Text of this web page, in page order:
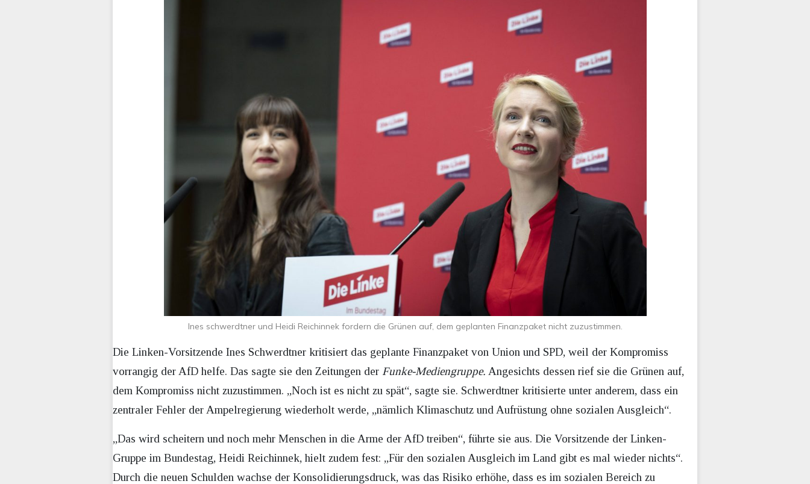
Ines schwerdtner und Heidi Reichinnek fordern die Grünen auf, dem geplanten Finanzpaket nicht zuzustimmen.
Die Linken-Vorsitzende Ines Schwerdtner kritisiert das geplante Finanzpaket von Union und SPD, weil der Kompromiss
vorrangig der AfD helfe. Das sagte sie den Zeitungen der Funke-Mediengruppe. Angesichts dessen rief sie die Grünen auf,
dem Kompromiss nicht zuzustimmen. „Noch ist es nicht zu spät“, sagte sie. Schwerdtner kritisierte unter anderem, dass ein
zentraler Fehler der Ampelregierung wiederholt werde, „nämlich Klimaschutz und Aufrüstung ohne sozialen Ausgleich“.
„Das wird scheitern und noch mehr Menschen in die Arme der AfD treiben“, führte sie aus. Die Vorsitzende der Linken-
Gruppe im Bundestag, Heidi Reichinnek, hielt zudem fest: „Für den sozialen Ausgleich im Land gibt es mal wieder nichts“.
Durch die neuen Schulden wachse der Konsolidierungsdruck, was das Risiko erhöhe, dass es im sozialen Bereich zu